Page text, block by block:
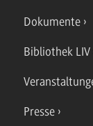
Dokumente
Bibliothek LIV
Presse